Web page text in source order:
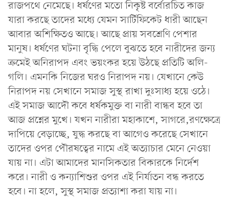
রাজপথে নেমেছে। ধর্ষণের মতো নিকৃষ্ট বর্বোরচিত কাজ
যারা করছে তাদের মধ্যে যেমন সার্টিফিকেট ধারী আছেন
আবার অশিক্ষিতও আছে। আছে প্রায় সবশ্রেণি পেশার
মানুষ। ধর্ষণের ঘটনা বৃদ্ধি পেলে বুঝতে হবে নারীদের জন্য
ক্রমেই অনিরাপদ এবং ভয়ংকর হয়ে উঠছে প্রতিটি অলি-
গলি। এমনকি নিজের ঘরও নিরাপদ নয়। যেখানে কেউ
নিরাপদ নয় সেখানে সমাজ সুস্থ রাখা দুঃসাধ্য হয়ে ওঠে।
এই সমাজ আদৌ কবে ধর্ষকমুক্ত বা নারী বান্ধব হবে তা
আজ প্রশ্নের মুখে। যখন নারীরা মহাকাশে, সাগরে,রণক্ষেত্রে
দাপিয়ে বেড়াচ্ছে, যুদ্ধ করছে বা আগেও করেছে সেখানে
তাদের ওপর পৌরষত্বের নামে এই অত্যাচার মেনে নেওয়া
যায় না। এটা আমাদের মানসিকতার বিকারকে নির্দেশ
করে। নারী ও কন্যাশিশুর ওপর এই নির্যাতন বন্ধ করতে
হবে। না হলে, সুস্থ সমাজ প্রত্যাশা করা যায় না।